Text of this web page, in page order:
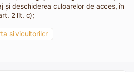
şi deschiderea culoarelor de acces, în
2 lit. c);
silvicultorilor